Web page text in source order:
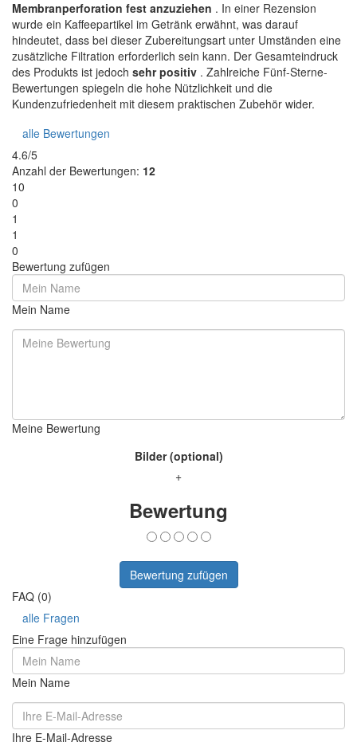
Membranperforation fest anzuziehen . In einer Rezension
wurde ein Kaffeepartikel im Getränk erwähnt, was darauf
hindeutet, dass bei dieser Zubereitungsart unter Umständen eine
zusätzliche Filtration erforderlich sein kann. Der Gesamteindruck
des Produkts ist jedoch sehr positiv . Zahlreiche Fünf-Sterne-
Bewertungen spiegeln die hohe Nützlichkeit und die
Kundenzufriedenheit mit diesem praktischen Zubehör wider.
alle Bewertungen
4.6/5
Anzahl der Bewertungen: 12
10
0
1
1
0
Bewertung zufügen
Mein Name
Meine Bewertung
Bilder (optional)
+
Bewertung
Bewertung zufügen
FAQ (0)
alle Fragen
Eine Frage hinzufügen
Mein Name
Ihre E-Mail-Adresse